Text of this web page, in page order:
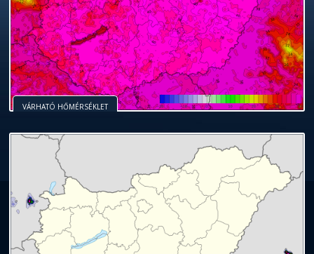
VÁRHATÓ HŐMÉRSÉKLET